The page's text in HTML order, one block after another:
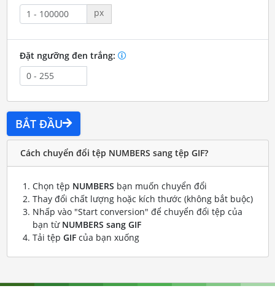
px
Đặt ngưỡng đen trắng:
BẮT ĐẦU
Cách chuyển đổi tệp NUMBERS sang tệp GIF?
Chọn tệp NUMBERS bạn muốn chuyển đổi
Thay đổi chất lượng hoặc kích thước (không bắt buộc)
Nhấp vào "Start conversion" để chuyển đổi tệp của
bạn từ NUMBERS sang GIF
Tải tệp GIFcủa bạn xuống